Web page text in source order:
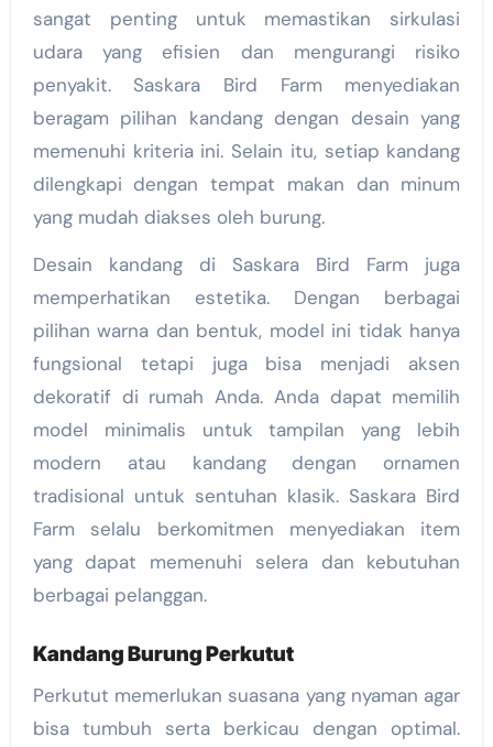
sangat penting untuk memastikan sirkulasi
udara yang efisien dan mengurangi risiko
penyakit. Saskara Bird Farm menyediakan
beragam pilihan kandang dengan desain yang
memenuhi kriteria ini. Selain itu, setiap kandang
dilengkapi dengan tempat makan dan minum
yang mudah diakses oleh burung.
Desain kandang di Saskara Bird Farm juga
memperhatikan estetika. Dengan berbagai
pilihan warna dan bentuk, model ini tidak hanya
fungsional tetapi juga bisa menjadi aksen
dekoratif di rumah Anda. Anda dapat memilih
model minimalis untuk tampilan yang lebih
modern atau kandang dengan ornamen
tradisional untuk sentuhan klasik. Saskara Bird
Farm selalu berkomitmen menyediakan item
yang dapat memenuhi selera dan kebutuhan
berbagai pelanggan.
Kandang Burung Perkutut
Perkutut memerlukan suasana yang nyaman agar
bisa tumbuh serta berkicau dengan optimal.